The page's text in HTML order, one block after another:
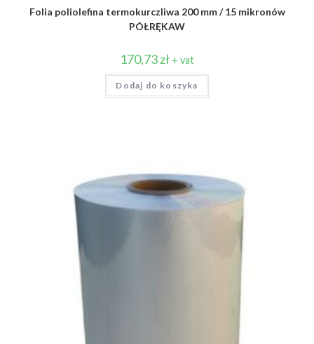
Folia poliolefina termokurczliwa 200 mm / 15 mikronów
PÓŁRĘKAW
170,73zł + vat
Dodaj do koszyka